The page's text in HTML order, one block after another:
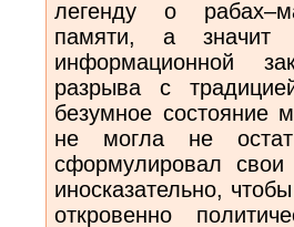
легенду о
памяти, а
информационной
разрыва с
безумное состояние
не могла не
сформулировал
иносказательно,
откровенно